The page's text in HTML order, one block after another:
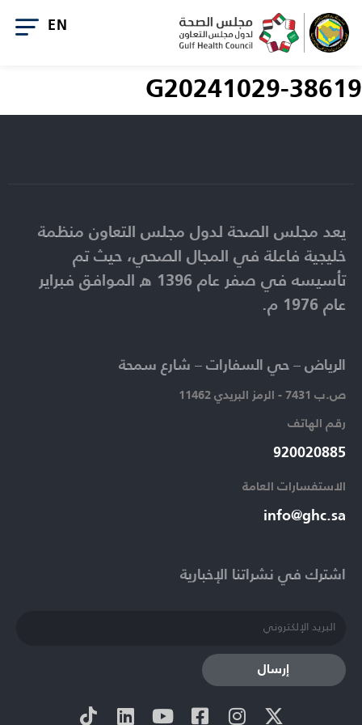
G20241029-38619
اشترك في نشراتنا الإخبارية​
إرسال
الرياض – حي السفارات – شارع سمحة​
ص.ب 7431 - الرمز البريدي 11462
رقم الهاتف​
920020885​
الاستفسارات العامة ​
info@ghc.sa​
يعد مجلس الصحة لدول مجلس التعاون منظمة
خليجية فاعلة في المجال الصحي، حيث تم
تأسيسه في صفر عام 1396 ه الموافق فبراير
عام 1976 م.